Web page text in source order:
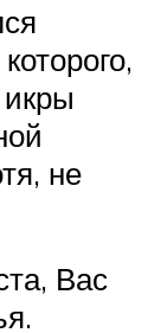
не
Вас